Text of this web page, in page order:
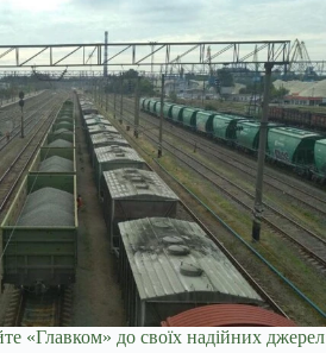
«Главком» до своїх надійних джерел